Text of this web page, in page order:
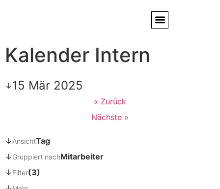
Kalender Intern
↓15 Mär 2025
« Zurück
Nächste »
↓AnsichtTag
↓Gruppiert nachMitarbeiter
↓Filter(3)